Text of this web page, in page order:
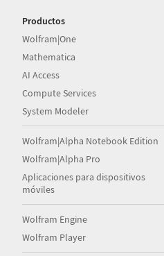
Productos
Wolfram|One
Mathematica
AI Access
Compute Services
System Modeler
Wolfram|Alpha Notebook Edition
Wolfram|Alpha Pro
Aplicaciones para dispositivos
móviles
Wolfram Engine
Wolfram Player